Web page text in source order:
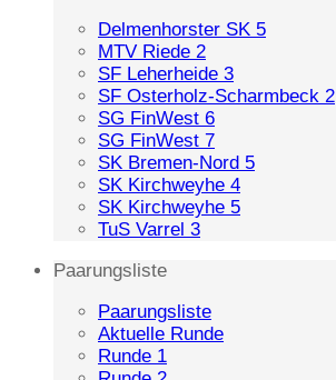
Delmenhorster SK 5
MTV Riede 2
SF Leherheide 3
SF Osterholz-Scharmbeck 2
SG FinWest 6
SG FinWest 7
SK Bremen-Nord 5
SK Kirchweyhe 4
SK Kirchweyhe 5
TuS Varrel 3
Paarungsliste
Paarungsliste
Aktuelle Runde
Runde 1